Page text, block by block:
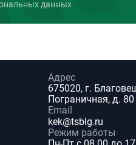
данных
Адрес
675020, г.
Пограничная, д. 80
Email
kek@tsblg.ru
Режим работы